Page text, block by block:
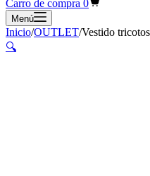
Carro de compra 0
Menú
Inicio/OUTLET/Vestido
🔍